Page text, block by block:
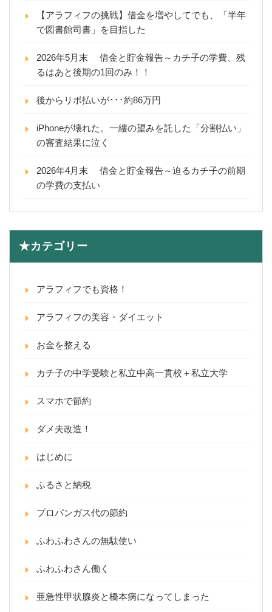
【アラフィフの挑戦】借金を増やしてでも、「半年
で図書館司書」を目指した
2026年5月末 借金と貯金報告～カチ子の学費、残
るはあと後期の1回のみ！！
後からリボ払いが･･･約86万円
iPhoneが壊れた。一縷の望みを託した「分割払い」
の審査結果に泣く
2026年4月末 借金と貯金報告～迫るカチ子の前期
の学費の支払い
★カテゴリー
アラフィフでも資格！
アラフィフの美容・ダイエット
お金を整える
カチ子の中学受験と私立中高一貫校＋私立大学
スマホで節約
ダメ夫改造！
はじめに
ふるさと納税
プロパンガス代の節約
ふわふわさんの無駄使い
ふわふわさん働く
亜急性甲状腺炎と橋本病になってしまった